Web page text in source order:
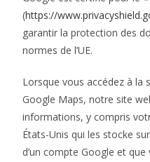
(https://
garantir la protection des
normes de l’UE.
Lorsque vous accédez à la
Google Maps, notre site
informations, y compris
États-Unis qui les stocke
d’un compte Google et